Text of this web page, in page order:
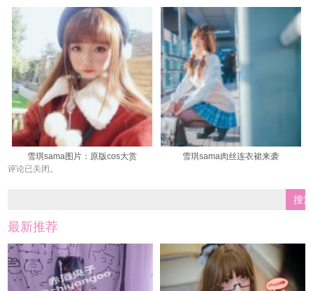
雪琪sama图片：原版cos大赏
雪琪sama肉丝连衣裙来袭
评论已关闭。
最新推荐